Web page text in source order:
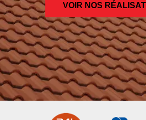
VOIR NOS